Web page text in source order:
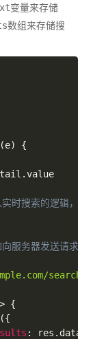
变量来存储
数组来存储搜
(e)
{
.value
时搜索的逻辑，如
服务器发送请求获
{
({
: res . data